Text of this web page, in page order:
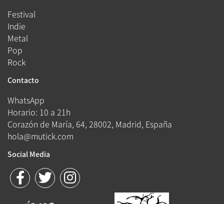
Festival
Indie
Metal
Pop
Rock
Contacto
WhatsApp
Horario: 10 a 21h
Corazón de María, 64, 28002, Madrid, España
hola@mutick.com
Social Media